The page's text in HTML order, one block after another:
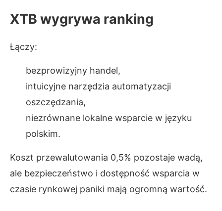
XTB wygrywa ranking
Łączy:
bezprowizyjny handel,
intuicyjne narzędzia automatyzacji
oszczędzania,
niezrównane lokalne wsparcie w języku
polskim.
Koszt przewalutowania 0,5% pozostaje wadą,
ale bezpieczeństwo i dostępność wsparcia w
czasie rynkowej paniki mają ogromną wartość.